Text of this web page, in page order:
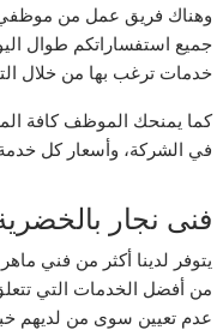
وهناك فريق عمل من موظفي
جميع استفساراتكم طوال
خدمات ترغب بها من خلال
كما يمنحك الموظف كافة
في الشركة، وأسعار كل
فنى نجار
يتوفر لدينا أكثر من فني
من أفضل الخدمات التي